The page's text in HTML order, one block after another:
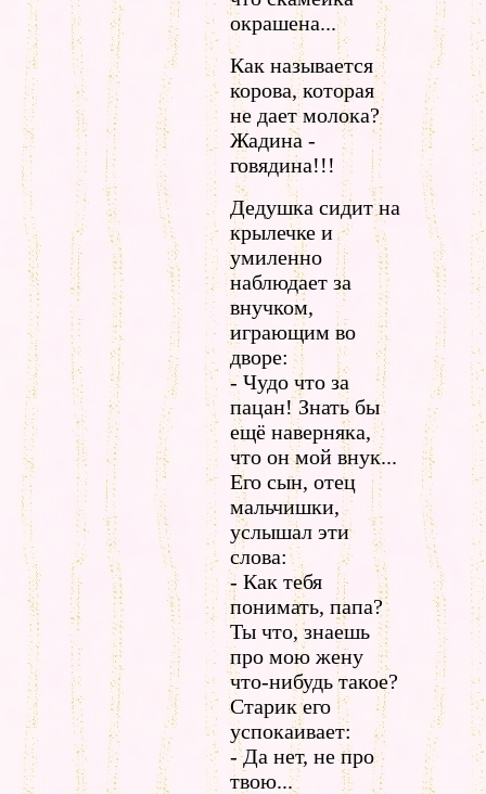
окрашена...
Как называется
корова, которая
не дает молока?
Жадина -
говядина!!!
Дедушка сидит на
крылечке и
умиленно
наблюдает за
внучком,
играющим во
дворе:
- Чудо что за
пацан! Знать бы
ещё наверняка,
что он мой внук...
Его сын, отец
мальчишки,
услышал эти
слова:
- Как тебя
понимать, папа?
Ты что, знаешь
про мою жену
что-нибудь такое?
Старик его
успокаивает:
- Да нет, не про
твою...